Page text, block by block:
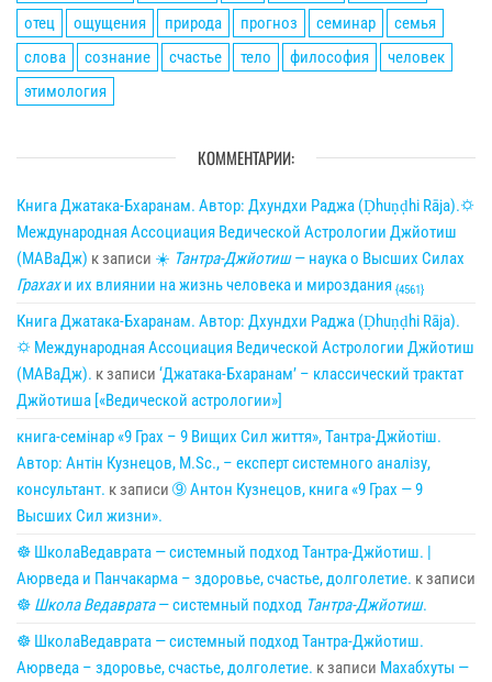
отец
ощущения природа прогноз семинар
семья
слова
сознание счастье тело философия
человек
этимология
КОММЕНТАРИИ:
Книга Джатака-Бхаранам. Автор: Дхундхи Раджа (Ḍhuṇḍhi Rāja).🌣
Международная Ассоциация Ведической Астрологии Джйотиш
(МАВаДж) к записи ☀ Тантра-Джйотиш— наука о Высших Силах
Грахахи их влиянии на жизнь человека и мироздания {4561}
Книга Джатака-Бхаранам. Автор: Дхундхи Раджа (Ḍhuṇḍhi Rāja).
🌣 Международная Ассоциация Ведической Астрологии Джйотиш
(МАВаДж). к записи ‘Джатака-Бхаранам’ – классический трактат
Джйотиша [«Ведической астрологии»]
книга-семінар «9 Грах – 9 Вищих Сил життя», Тантра-Джйотіш.
Автор: Антін Кузнецов, M.Sc., – експерт системного аналізу,
консультант. к записи ➈ Антон Кузнецов, книга «9 Грах — 9
Высших Сил жизни».
☸ ШколаВедаврата — системный подход Тантра-Джйотиш. |
Аюрведа и Панчакарма – здоровье, счастье, долголетие. к записи
☸ Школа Ведаврата— системный подход Тантра-Джйотиш.
☸ ШколаВедаврата — системный подход Тантра-Джйотиш.
Аюрведа – здоровье, счастье, долголетие. к записи Махабхуты —